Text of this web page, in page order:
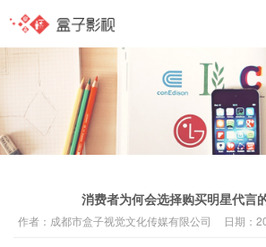
消费者为何会选择购买明星代言
作者： 成都市盒子视觉文化传媒有限公司 日期：